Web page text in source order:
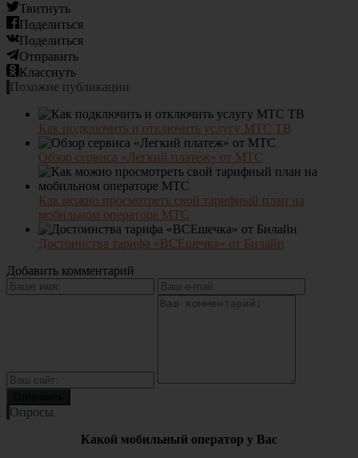
Твитнуть
Поделиться
Поделиться
Отправить
Класснуть
Похожие публикации
Как подключить и отключить услугу МТС ТВ
Обзор сервиса «Легкий платеж» от МТС
Как можно просмотреть свой тарифный план на
мобильном операторе МТС
Достоинства тарифа «ВСЕшечка» от Билайн
Добавить комментарий
Опросы
Какой мобильный оператор у Вас